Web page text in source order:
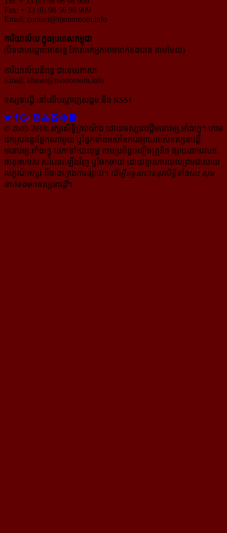
Fax: + 33 (0) 98 56 98 909
Email: contact@monoroom.info
ការិយាល័យ ក្នុង​ប្រទេស​កម្ពុជា
(បិទជាបណ្ដោះអាសន្ន តែលោកអ្នកអាចទាក់ទងបាន តាមមែល)
ការិយាល័យនិពន្ធ ជាខេមរភាសា
Email: khmer@monoroom.info
ទស្សនាវដ្ដី​ នៅលើបណ្ដាញសង្គម និង RSS៖
© 2005-2018, រក្សាសិទ្ធិគ្រប់យ៉ាង ដោយទស្សនាវដ្ដី​មនោរម្យ.អាំងហ្វូ។ ហាម​
ដក​ស្រង់​នូវ​ផ្នែក​ណា​មួយ​ ឬ​ផ្នែក​ទាំង​អស់​នៃ​ការ​ផ្សាយ​របស់​ទស្សនាវដ្ដី​​
មនោរម្យ.អាំងហ្វូ យក​ទៅ​​បោះពុម្ព តាម​ប្រព័ន្ធ​អេឡិច​ត្រូនិច ផ្សាយ​តាម​រលក​
ធាតុអាកាស សរសេរ​ឡើង​វិញ ឬ​ចែក​ចាយ​ ដោយ​គ្មាន​ការ​យល់ព្រមជា​លាយ​
លក្ខណ៍​អក្សរ​ ពី​ចាងហ្វាង​ការ​ផ្សាយ​។ ដើម្បី​ទទួល​បាននូវសិទ្ធិ​ទាំងនេះ សូម​
ទាក់​ទង​មក​ទស្សនាវដ្ដី។